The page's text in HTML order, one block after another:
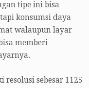
tipe ini bisa
konsumsi daya
walaupun layar
memberi
sebesar 1125